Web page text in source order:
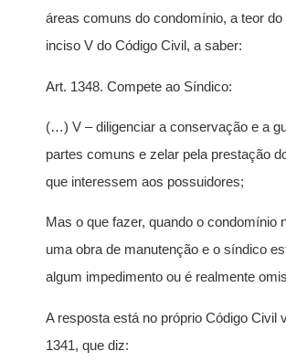
áreas comuns do condomínio, a teor do
inciso V do Código Civil, a saber:
Art. 1348. Compete ao Síndico:
(…) V – diligenciar a conservação e a
partes comuns e zelar pela prestação
que interessem aos possuidores;
Mas o que fazer, quando o condomínio
uma obra de manutenção e o síndico
algum impedimento ou é realmente
A resposta está no próprio Código Civil
1341, que diz: